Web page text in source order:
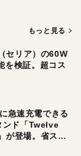
もっと見る
セリア）の60W
を検証。超コス
急速充電できる
ンド「Twelve
登場。省スペ
人にオスス